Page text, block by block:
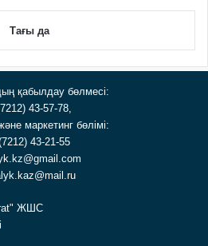
Тағы да
қабылдау бөлмесі:
43-57-78,
маркетинг бөлімі:
43-21-55
ЖШС